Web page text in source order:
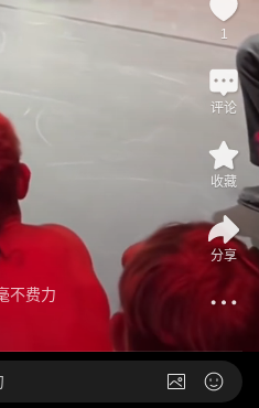
不费力
1
评论
收藏
分享